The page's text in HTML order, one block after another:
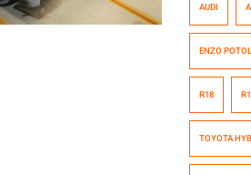
[…]
AUDI
ENZO
R18
TOYOTA